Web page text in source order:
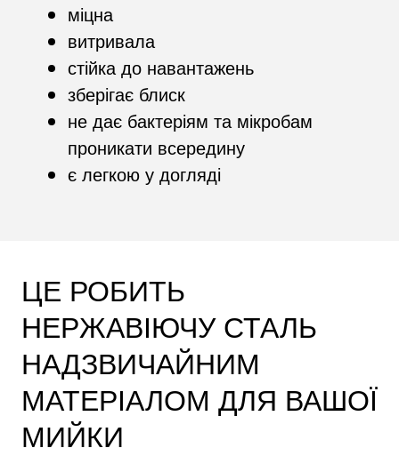
міцна
витривала
стійка до навантажень
зберігає блиск
не дає бактеріям та мікробам
проникати всередину
є легкою у догляді
ЦЕ РОБИТЬ
НЕРЖАВІЮЧУ СТАЛЬ
НАДЗВИЧАЙНИМ
МАТЕРІАЛОМ ДЛЯ ВАШОЇ
МИЙКИ